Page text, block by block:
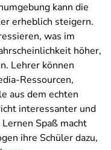
kann die
erheblich steigern.
was im
höher,
Lehrer können
Ressourcen,
aus dem echten
interessanter und
Spaß macht
ihre Schüler dazu,